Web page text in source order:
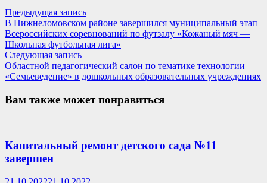
Навигация
по
записям
Предыдущая записьПредыдущая
запись:
В Нижнеломовском районе завершился муниципальный этап
Всероссийских соревнований по футзалу «Кожаный мяч —
Школьная футбольная лига»
Следующая записьСледующая
запись:
Областной педагогический салон по тематике технологии
«Семьеведение» в дошкольных образовательных учреждениях
Вам также может понравиться
Капитальный ремонт детского сада №11
завершен